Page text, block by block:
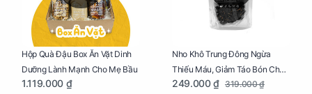
Hộp Quà Đậu Box Ăn Vặt Dinh
Dưỡng Lành Mạnh Cho Mẹ Bầu
1.119.000 ₫
Nho Khô Trung Đông Ngừa
Thiếu Máu, Giảm Táo Bón Cho
Mẹ Bầu Túi 250g
249.000 ₫ 319.000 ₫